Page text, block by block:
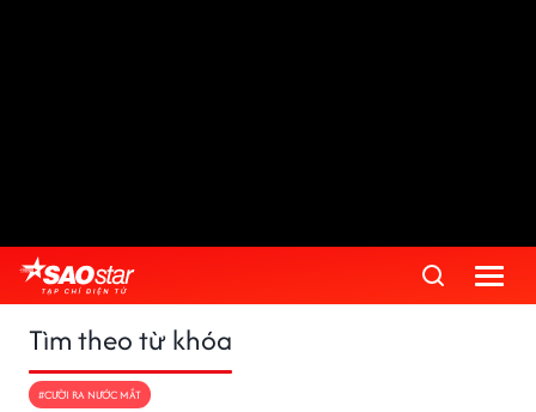
Tìm theo từ khóa
#CƯỜI RA NƯỚC MẮT